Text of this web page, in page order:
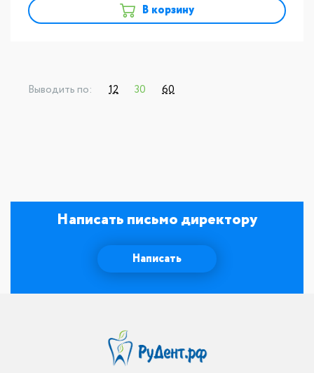
В корзину
Выводить по: 12 30 60
Написать письмо директору
Написать